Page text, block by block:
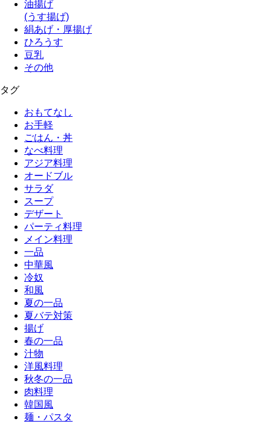
油揚げ
(うす揚げ)
絹あげ・厚揚げ
ひろうす
豆乳
その他
タグ
おもてなし
お手軽
ごはん・丼
なべ料理
アジア料理
オードブル
サラダ
スープ
デザート
パーティ料理
メイン料理
一品
中華風
冷奴
和風
夏の一品
夏バテ対策
揚げ
春の一品
汁物
洋風料理
秋冬の一品
肉料理
韓国風
麺・パスタ